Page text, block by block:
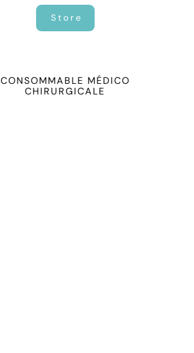
Store
CONSOMMABLE MÉDICO
CHIRURGICALE